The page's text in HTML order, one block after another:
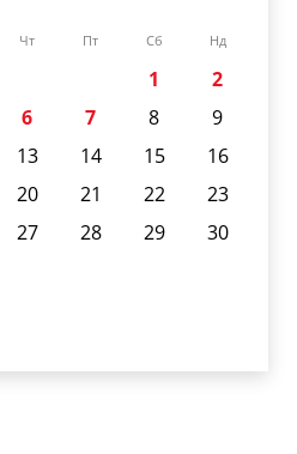
Чт Пт Сб Нд
1
2
6 7 8
9
13 14 15
16
20 21 22
23
27 28 29
30